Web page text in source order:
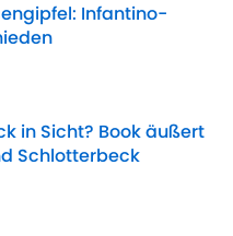
Infantino-
Date
in Sicht? Book äußert
Schlotterbeck
Date